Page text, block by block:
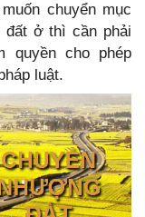
chuyển mục
đất ở thì cần phải
quyền cho phép
luật.